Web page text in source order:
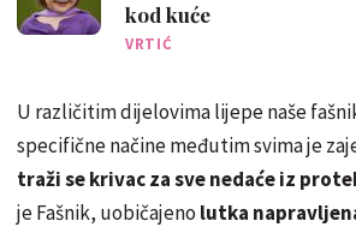
kod kuće
VRTIĆ
U različitim dijelovima lijepe naše
specifične načine međutim svima je
traži se krivac za sve nedaće iz
je Fašnik, uobičajeno lutka